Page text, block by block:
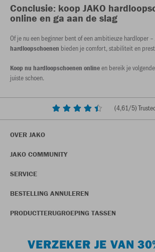
Conclusie: koop JAKO
online en ga aan de slag
Of je nu een beginner bent of een ambitieuze hardloper –
hardloopschoenen bieden je comfort, stabiliteit en
Koop nu hardloopschoenen onlineen bereik je
juiste schoen.
(4,61/5)
OVER JAKO
JAKO COMMUNITY
SERVICE
BESTELLING ANNULEREN
PRODUCTTERUGROEPING TASSEN
VERZEKER JE VAN